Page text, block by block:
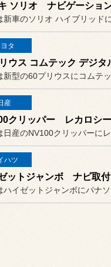
ヨタ
産
ハツ
ットジャンボ ナビ取付